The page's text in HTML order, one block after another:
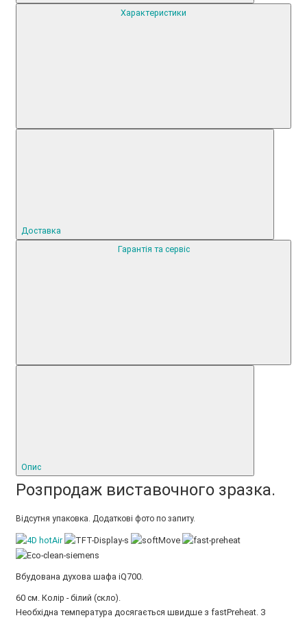
Доставка
Гарантія та сервіс
Опис
Розпродаж виставочного зразка.
Відсутня упаковка. Додаткові фото по запиту.
Вбудована духова шафа iQ700.
60 см. Колір - білий (скло).
Необхідна температура досягається швидше з fastPreheat. З